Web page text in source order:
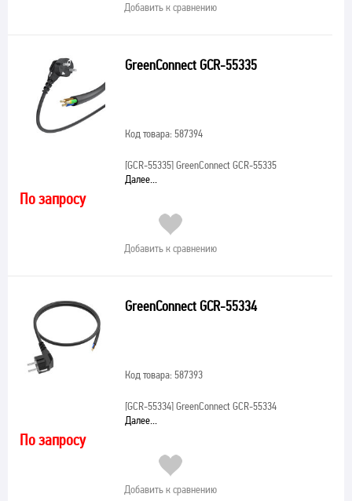
Добавить к сравнению
GreenConnect GCR-55335
Код товара: 587394
[GCR-55335]GreenConnect GCR-55335
Далее...
По запросу
Добавить к сравнению
GreenConnect GCR-55334
Код товара: 587393
[GCR-55334]GreenConnect GCR-55334
Далее...
По запросу
Добавить к сравнению